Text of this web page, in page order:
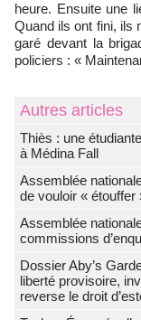
heure. Ensuite une
Quand ils ont fini, ils
garé devant la
policiers : «
Autres articles
Thiès : une
à Médina Fall
Assemblée
de vouloir «
Assemblée
commissions
Dossier Aby’s
liberté provisoire,
reverse le droit